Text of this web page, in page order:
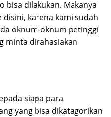
bisa dilakukan. Makanya
karena kami sudah
oknum-oknum petinggi
minta dirahasiakan
siapa para
yang bisa dikatagorikan